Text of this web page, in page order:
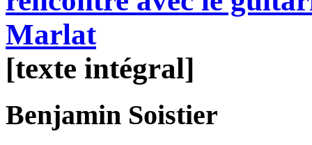
Marlat
[texte intégral]
Benjamin Soistier